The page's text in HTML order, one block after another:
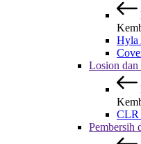
Hyla
Losion dan
Pembersih